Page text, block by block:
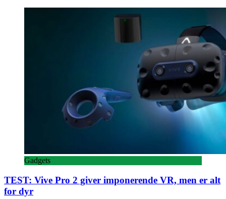
Gadgets
TEST: Vive Pro 2 giver imponerende VR, men er alt
for dyr